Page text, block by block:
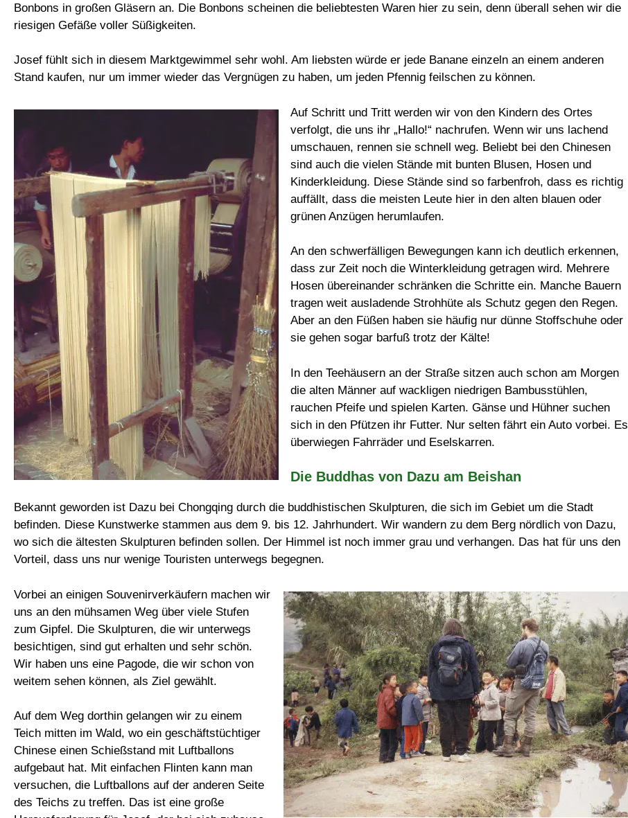
Bonbons in großen Gläsern an. Die Bonbons scheinen die beliebtesten Waren hier zu sein, denn überall sehen wir die
riesigen Gefäße voller Süßigkeiten.
Josef fühlt sich in diesem Marktgewimmel sehr wohl. Am liebsten würde er jede Banane einzeln an einem anderen
Stand kaufen, nur um immer wieder das Vergnügen zu haben, um jeden Pfennig feilschen zu können.
Auf Schritt und Tritt werden wir von den Kindern des Ortes
verfolgt, die uns ihr „Hallo!“ nachrufen. Wenn wir uns lachend
umschauen, rennen sie schnell weg. Beliebt bei den Chinesen
sind auch die vielen Stände mit bunten Blusen, Hosen und
Kinderkleidung. Diese Stände sind so farbenfroh, dass es richtig
auffällt, dass die meisten Leute hier in den alten blauen oder
grünen Anzügen herumlaufen.
An den schwerfälligen Bewegungen kann ich deutlich erkennen,
dass zur Zeit noch die Winterkleidung getragen wird. Mehrere
Hosen übereinander schränken die Schritte ein. Manche Bauern
tragen weit ausladende Strohhüte als Schutz gegen den Regen.
Aber an den Füßen haben sie häufig nur dünne Stoffschuhe oder
sie gehen sogar barfuß trotz der Kälte!
In den Teehäusern an der Straße sitzen auch schon am Morgen
die alten Männer auf wackligen niedrigen Bambusstühlen,
rauchen Pfeife und spielen Karten. Gänse und Hühner suchen
sich in den Pfützen ihr Futter. Nur selten fährt ein Auto vorbei. Es
überwiegen Fahrräder und Eselskarren.
Die Buddhas von Dazu am Beishan
Bekannt geworden ist Dazu bei Chongqing durch die buddhistischen Skulpturen, die sich im Gebiet um die Stadt
befinden. Diese Kunstwerke stammen aus dem 9. bis 12. Jahrhundert. Wir wandern zu dem Berg nördlich von Dazu,
wo sich die ältesten Skulpturen befinden sollen. Der Himmel ist noch immer grau und verhangen. Das hat für uns den
Vorteil, dass uns nur wenige Touristen unterwegs begegnen.
Vorbei an einigen Souvenirverkäufern machen wir
uns an den mühsamen Weg über viele Stufen
zum Gipfel. Die Skulpturen, die wir unterwegs
besichtigen, sind gut erhalten und sehr schön.
Wir haben uns eine Pagode, die wir schon von
weitem sehen können, als Ziel gewählt.
Auf dem Weg dorthin gelangen wir zu einem
Teich mitten im Wald, wo ein geschäftstüchtiger
Chinese einen Schießstand mit Luftballons
aufgebaut hat. Mit einfachen Flinten kann man
versuchen, die Luftballons auf der anderen Seite
des Teichs zu treffen. Das ist eine große